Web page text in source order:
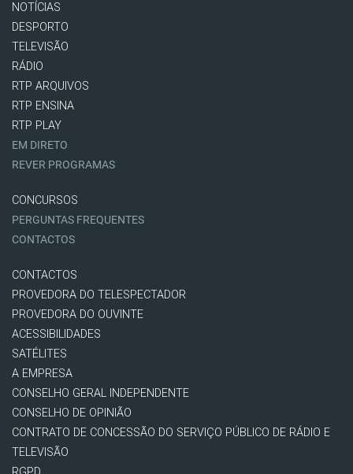
NOTÍCIAS
DESPORTO
TELEVISÃO
RÁDIO
RTP ARQUIVOS
RTP ENSINA
RTP PLAY
EM DIRETO
REVER PROGRAMAS
CONCURSOS
PERGUNTAS FREQUENTES
CONTACTOS
CONTACTOS
PROVEDORA DO TELESPECTADOR
PROVEDORA DO OUVINTE
ACESSIBILIDADES
SATÉLITES
A EMPRESA
CONSELHO GERAL INDEPENDENTE
CONSELHO DE OPINIÃO
CONTRATO DE CONCESSÃO DO SERVIÇO PÚBLICO DE RÁDIO E
TELEVISÃO